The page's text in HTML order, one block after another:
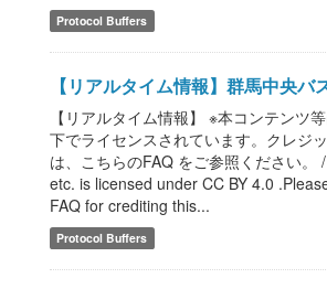
Protocol Buffers
【リアルタイム情報】群馬中央バ
【リアルタイム情報】 ※本コンテンツ
下でライセンスされています。クレジ
は、こちらのFAQ をご参照ください。
etc. is licensed under CC BY 4.0
FAQ for crediting this...
Protocol Buffers